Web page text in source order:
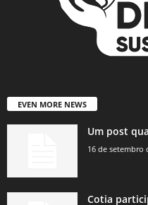
EVEN MORE NEWS
Um post
16 de setembro
Cotia